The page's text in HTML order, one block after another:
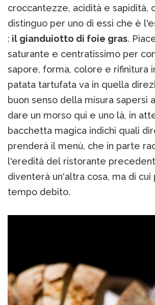
croccantezze, acidità e sapidità,
distinguo per uno di essi che è
: il gianduiotto di foie gras.
saturante e centratissimo per
sapore, forma, colore e rifinitura
patata tartufata va in quella
buon senso della misura sapersi
dare un morso qui e uno là, in
bacchetta magica indichi quali
prenderà il menù, che in parte
l'eredità del ristorante
diventerà un'altra cosa, ma di
tempo debito.